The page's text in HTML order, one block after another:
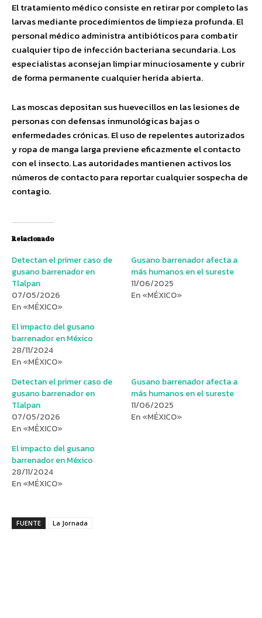
El tratamiento médico consiste en retirar por completo las
larvas mediante procedimientos de limpieza profunda. El
personal médico administra antibióticos para combatir
cualquier tipo de infección bacteriana secundaria. Los
especialistas aconsejan limpiar minuciosamente y cubrir
de forma permanente cualquier herida abierta.
Las moscas depositan sus huevecillos en las lesiones de
personas con defensas inmunológicas bajas o
enfermedades crónicas. El uso de repelentes autorizados
y ropa de manga larga previene eficazmente el contacto
con el insecto. Las autoridades mantienen activos los
números de contacto para reportar cualquier sospecha de
contagio.
Relacionado
Detectan el primer caso de
gusano barrenador en
Tlalpan
07/05/2026
En «MÉXICO»
Gusano barrenador afecta a
más humanos en el sureste
11/06/2025
En «MÉXICO»
El impacto del gusano
barrenador en México
28/11/2024
En «MÉXICO»
Detectan el primer caso de
gusano barrenador en
Tlalpan
07/05/2026
En «MÉXICO»
Gusano barrenador afecta a
más humanos en el sureste
11/06/2025
En «MÉXICO»
El impacto del gusano
barrenador en México
28/11/2024
En «MÉXICO»
FUENTE La Jornada